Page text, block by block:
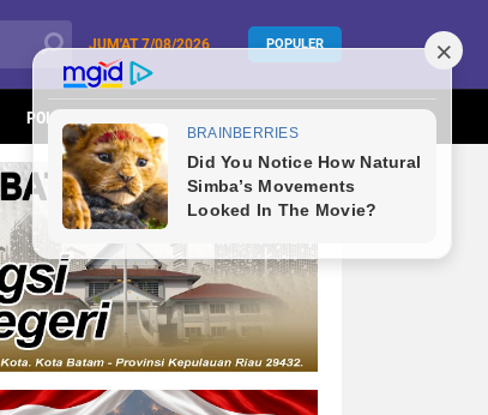
JUM'AT7/08/2026 POPULER
POLITIK